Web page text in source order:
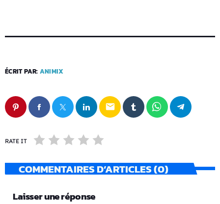
ÉCRIT PAR: ANIMIX
email
RATE IT
COMMENTAIRES D’ARTICLES (0)
Laisser une réponse